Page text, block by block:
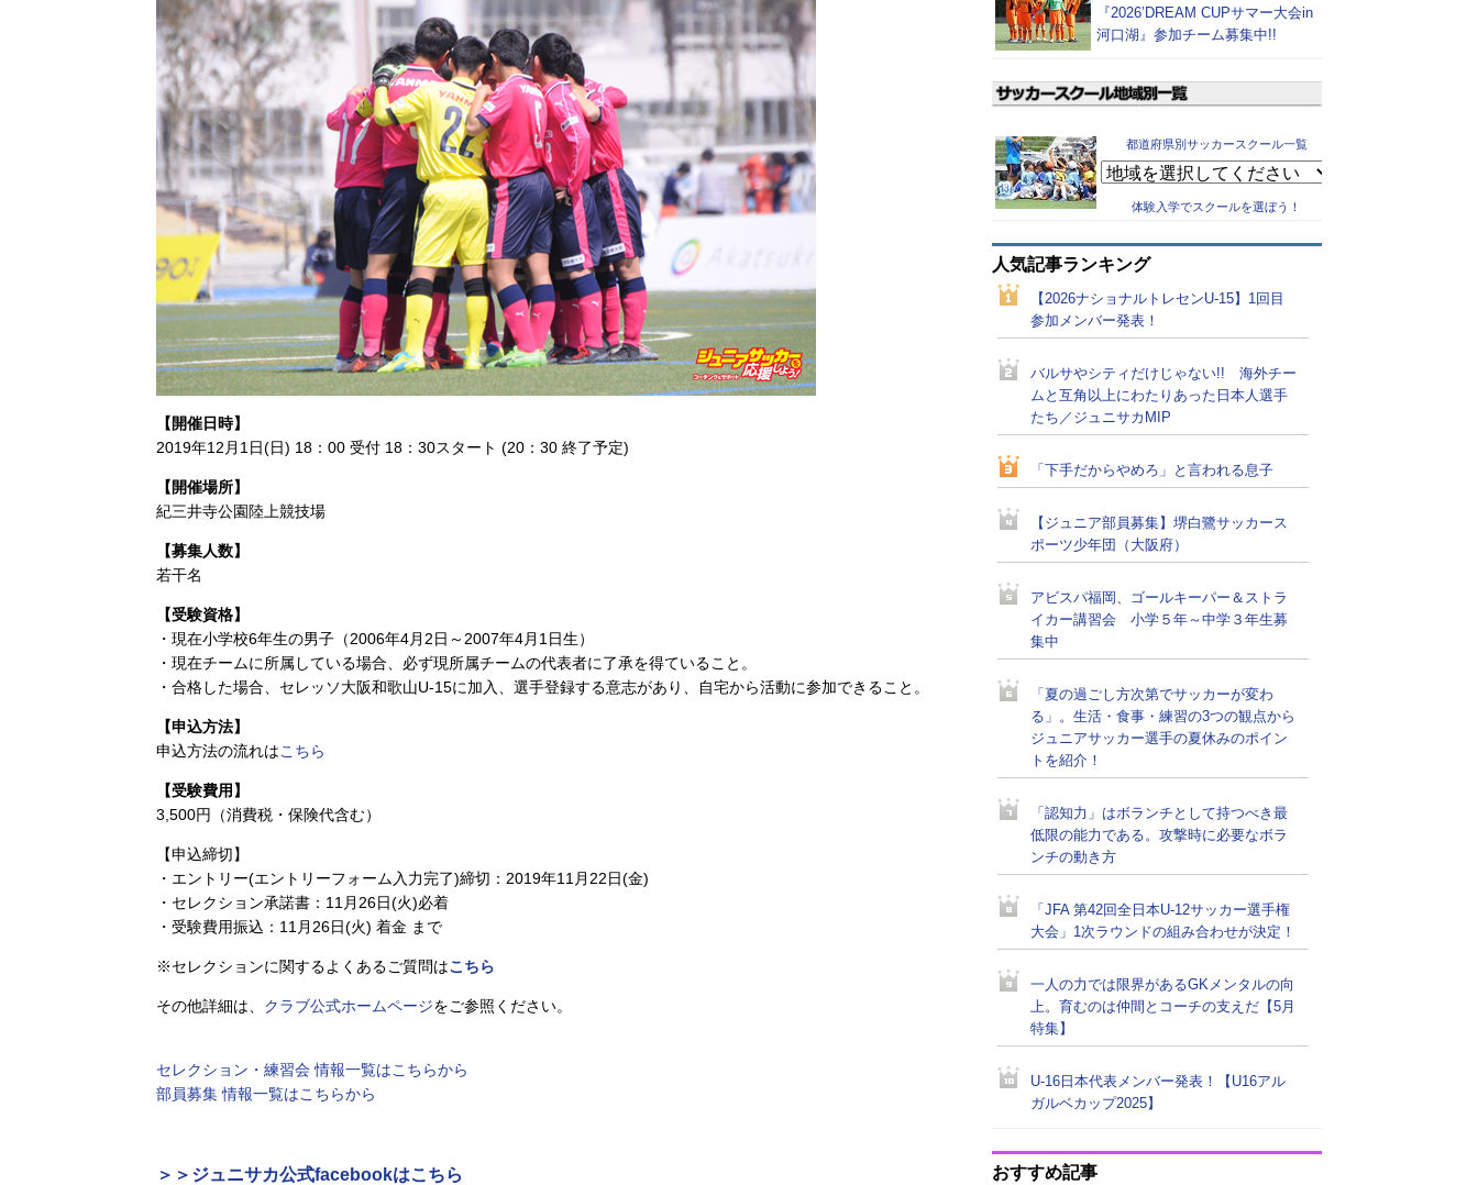
【開催日時】
2019年12月1日(日) 18：00 受付 18：30スタート (20：30 終了予定)
【開催場所】
紀三井寺公園陸上競技場
【募集人数】
若干名
【受験資格】
・現在小学校6年生の男子（2006年4月2日～2007年4月1日生）
・現在チームに所属している場合、必ず現所属チームの代表者に了承を得ていること。
・合格した場合、セレッソ大阪和歌山U-15に加入、選手登録する意志があり、自宅から活動に参加できること。
【申込方法】
申込方法の流れはこちら
【受験費用】
3,500円（消費税・保険代含む）
【申込締切】
・エントリー(エントリーフォーム入力完了)締切：2019年11月22日(金)
・セレクション承諾書：11月26日(火)必着
・受験費用振込：11月26日(火) 着金 まで
※セレクションに関するよくあるご質問はこちら
その他詳細は、 クラブ公式ホームページをご参照ください。
セレクション・練習会 情報一覧はこちらから
部員募集 情報一覧はこちらから
＞＞ジュニサカ公式facebookはこちら
『2026’DREAM CUPサマー大会in
河口湖』参加チーム募集中!!
都道府県別サッカースクール一覧
体験入学でスクールを選ぼう！
人気記事ランキング
【2026ナショナルトレセンU-15】1回目
参加メンバー発表！
バルサやシティだけじゃない!! 海外チー
ムと互角以上にわたりあった日本人選手
たち／ジュニサカMIP
「下手だからやめろ」と言われる息子
【ジュニア部員募集】堺白鷺サッカース
ポーツ少年団（大阪府）
アビスパ福岡、ゴールキーパー＆ストラ
イカー講習会 小学５年～中学３年生募
集中
「夏の過ごし方次第でサッカーが変わ
る」。生活・食事・練習の3つの観点から
ジュニアサッカー選手の夏休みのポイン
トを紹介！
「認知力」はボランチとして持つべき最
低限の能力である。攻撃時に必要なボラ
ンチの動き方
「JFA 第42回全日本U-12サッカー選手権
大会」1次ラウンドの組み合わせが決定！
一人の力では限界があるGKメンタルの向
上。育むのは仲間とコーチの支えだ【5月
特集】
U-16日本代表メンバー発表！【U16アル
ガルベカップ2025】
おすすめ記事